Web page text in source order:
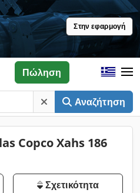
Στην εφαρμογή
Αναζήτηση
Πώληση
Copco Xahs 186
Σχετικότητα